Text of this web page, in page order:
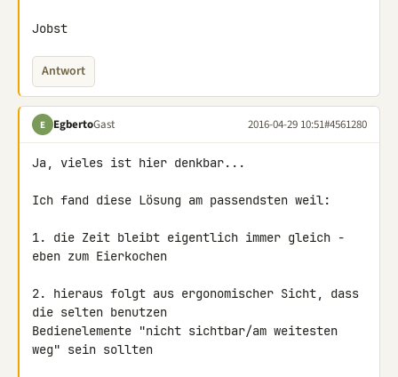
Jobst
Antwort
E EgbertoGast 2016-04-29 10:51#4561280
Ja, vieles ist hier denkbar...
Ich fand diese Lösung am passendsten weil:
1. die Zeit bleibt eigentlich immer gleich -
eben zum Eierkochen
2. hieraus folgt aus ergonomischer Sicht, dass
die selten benutzen
Bedienelemente "nicht sichtbar/am weitesten
weg" sein sollten